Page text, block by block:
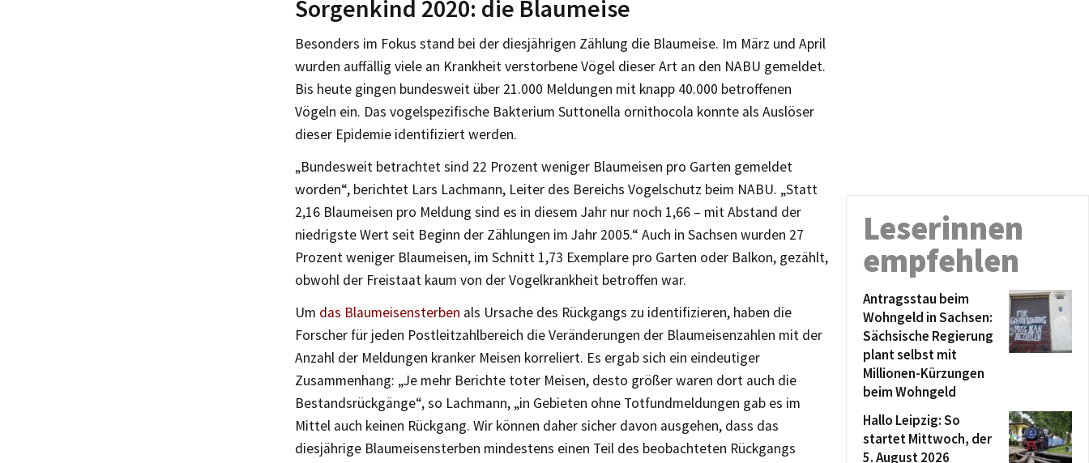
Sorgenkind 2020: die Blaumeise
Besonders im Fokus stand bei der diesjährigen Zählung die Blaumeise. Im März und April
wurden auffällig viele an Krankheit verstorbene Vögel dieser Art an den NABU gemeldet.
Bis heute gingen bundesweit über 21.000 Meldungen mit knapp 40.000 betroffenen
Vögeln ein. Das vogelspezifische Bakterium Suttonella ornithocola konnte als Auslöser
dieser Epidemie identifiziert werden.
„Bundesweit betrachtet sind 22 Prozent weniger Blaumeisen pro Garten gemeldet
worden“, berichtet Lars Lachmann, Leiter des Bereichs Vogelschutz beim NABU. „Statt
2,16 Blaumeisen pro Meldung sind es in diesem Jahr nur noch 1,66 – mit Abstand der
niedrigste Wert seit Beginn der Zählungen im Jahr 2005.“ Auch in Sachsen wurden 27
Prozent weniger Blaumeisen, im Schnitt 1,73 Exemplare pro Garten oder Balkon, gezählt,
obwohl der Freistaat kaum von der Vogelkrankheit betroffen war.
Um das Blaumeisensterben als Ursache des Rückgangs zu identifizieren, haben die
Forscher für jeden Postleitzahlbereich die Veränderungen der Blaumeisenzahlen mit der
Anzahl der Meldungen kranker Meisen korreliert. Es ergab sich ein eindeutiger
Zusammenhang: „Je mehr Berichte toter Meisen, desto größer waren dort auch die
Bestandsrückgänge“, so Lachmann, „in Gebieten ohne Totfundmeldungen gab es im
Mittel auch keinen Rückgang. Wir können daher sicher davon ausgehen, dass das
diesjährige Blaumeisensterben mindestens einen Teil des beobachteten Rückgangs
Leserinnen
empfehlen
Antragsstau beim
Wohngeld in Sachsen:
Sächsische Regierung
plant selbst mit
Millionen-Kürzungen
beim Wohngeld
Hallo Leipzig: So
startet Mittwoch, der
5. August 2026